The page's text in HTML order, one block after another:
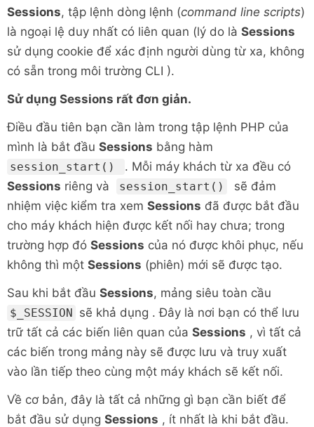
Sessions, tập lệnh dòng lệnh (command line scripts)
là ngoại lệ duy nhất có liên quan (lý do là Sessions
sử dụng cookie để xác định người dùng từ xa, không
có sẵn trong môi trường CLI ).
Sử dụng Sessions rất đơn giản.
Điều đầu tiên bạn cần làm trong tập lệnh PHP của
mình là bắt đầu Sessions bằng hàm
session_start()
. Mỗi máy khách từ xa đều có
Sessions riêng và session_start()
sẽ đảm
nhiệm việc kiểm tra xem Sessions đã được bắt đầu
cho máy khách hiện được kết nối hay chưa; trong
trường hợp đó Sessions của nó được khôi phục, nếu
không thì một Sessions (phiên) mới sẽ được tạo.
Sau khi bắt đầu Sessions, mảng siêu toàn cầu
$_SESSION sẽ khả dụng . Đây là nơi bạn có thể lưu
trữ tất cả các biến liên quan của Sessions , vì tất cả
các biến trong mảng này sẽ được lưu và truy xuất
vào lần tiếp theo cùng một máy khách sẽ kết nối.
Về cơ bản, đây là tất cả những gì bạn cần biết để
bắt đầu sử dụng Sessions , ít nhất là khi bắt đầu.